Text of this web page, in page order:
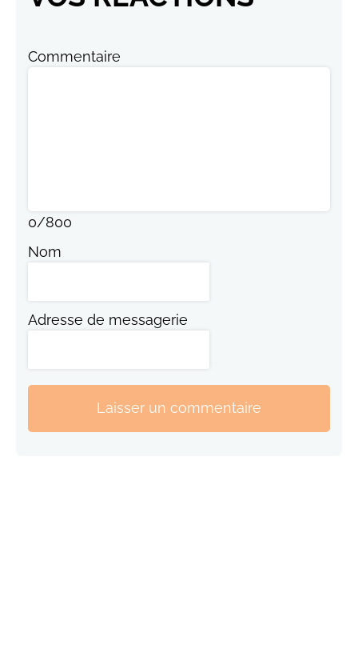
Commentaire
0/800
Nom
Adresse de messagerie
Laisser un commentaire